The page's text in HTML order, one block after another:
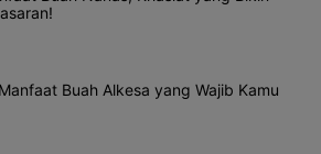
Buah Alkesa yang Wajib Kamu